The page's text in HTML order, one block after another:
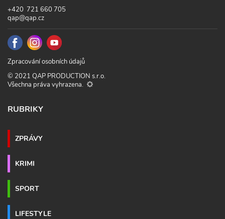
+420 721 660 705
qap@qap.cz
Zpracování osobních údajů
© 2021 QAP PRODUCTION s.r.o.
Všechna práva vyhrazena.
RUBRIKY
ZPRÁVY
KRIMI
SPORT
LIFESTYLE